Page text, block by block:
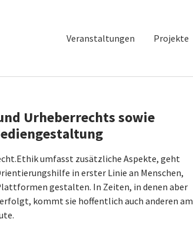
Veranstaltungen Projekte
Urheberrechts sowie
umfasst zusätzliche Aspekte, geht
in erster Linie an Menschen,
gestalten. In Zeiten, in denen aber
kommt sie hoffentlich auch anderen am